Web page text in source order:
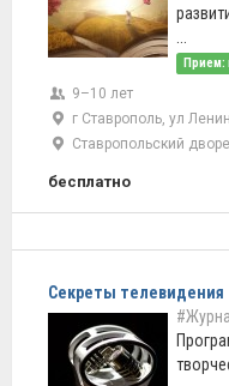
Прием:
9–10 лет
г Ставрополь, ул
Ставропольский
бесплатно
Секреты телевидения